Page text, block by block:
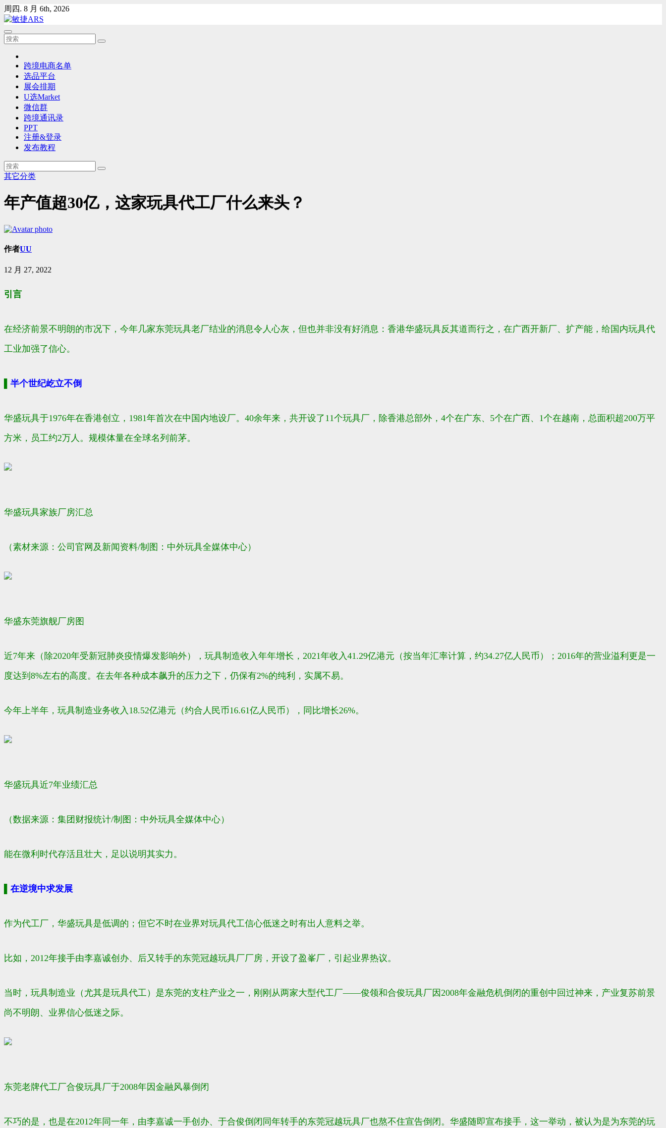
Skip
to
content
周四. 8 月 6th, 2026
跨境电商名单
选品平台
展会排期
U选Market
微信群
跨境通讯录
PPT
注册&登录
发布教程
其它分类
年产值超30亿，这家玩具代工厂什么来头？
作者UU
12 月 27, 2022
引言
在经济前景不明朗的市况下，今年几家东莞玩具老厂结业的消息令人心灰，但也并非没有好消息：香港华盛玩具反其道而行之，在广西开新厂、扩产能，给国内玩具代
工业加强了信心。
半个世纪屹立不倒
华盛玩具于1976年在香港创立，1981年首次在中国内地设厂。40余年来，共开设了11个玩具厂，除香港总部外，4个在广东、5个在广西、1个在越南，总面积超200万平
方米，员工约2万人。规模体量在全球名列前茅。
华盛玩具家族厂房汇总
（素材来源：公司官网及新闻资料/制图：中外玩具全媒体中心）
华盛东莞旗舰厂房图
近7年来（除2020年受新冠肺炎疫情爆发影响外），玩具制造收入年年增长，2021年收入41.29亿港元（按当年汇率计算，约34.27亿人民币）；2016年的营业溢利更是一
度达到8%左右的高度。在去年各种成本飙升的压力之下，仍保有2%的纯利，实属不易。
今年上半年，玩具制造业务收入18.52亿港元（约合人民币16.61亿人民币），同比增长26%。
华盛玩具近7年业绩汇总
（数据来源：集团财报统计/制图：中外玩具全媒体中心）
能在微利时代存活且壮大，足以说明其实力。
在逆境中求发展
作为代工厂，华盛玩具是低调的；但它不时在业界对玩具代工信心低迷之时有出人意料之举。
比如，2012年接手由李嘉诚创办、后又转手的东莞冠越玩具厂厂房，开设了盈峯厂，引起业界热议。
当时，玩具制造业（尤其是玩具代工）是东莞的支柱产业之一，刚刚从两家大型代工厂——俊领和合俊玩具厂因2008年金融危机倒闭的重创中回过神来，产业复苏前景
尚不明朗、业界信心低迷之际。
东莞老牌代工厂合俊玩具厂于2008年因金融风暴倒闭
不巧的是，也是在2012年同一年，由李嘉诚一手创办、于合俊倒闭同年转手的东莞冠越玩具厂也熬不住宣告倒闭。华盛随即宣布接手，这一举动，被认为是为东莞的玩